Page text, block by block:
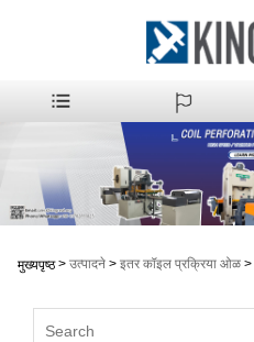
मुख्यपृष्ठ > उत्पादने > इतर कॉइल प्रक्रिया ओळ >